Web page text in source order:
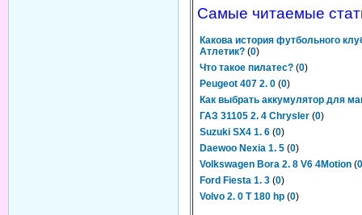
Самые читаемые
Какова история футбольного
Атлетик? (0)
Что такое пилатес? (0)
Peugeot 407 2. 0 (0)
Как выбрать аккумулятор для
ГАЗ 31105 2. 4 Chrysler (0)
Suzuki SX4 1. 6 (0)
Daewoo Nexia 1. 5 (0)
Volkswagen Bora 2. 8 V6 4Motion (0
Ford Fiesta 1. 3 (0)
Volvo 2. 0 T 180 hp (0)